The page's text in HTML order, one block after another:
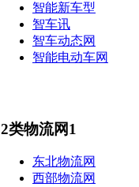
智能新车型
智车讯
智车动态网
智能电动车网
2类物流网1
东北物流网
西部物流网